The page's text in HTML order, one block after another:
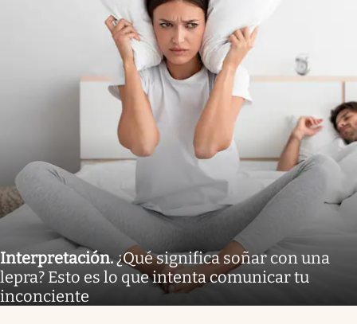
Interpretación.¿Qué significa soñar con una
lepra? Esto es lo que intenta comunicar tu
inconciente